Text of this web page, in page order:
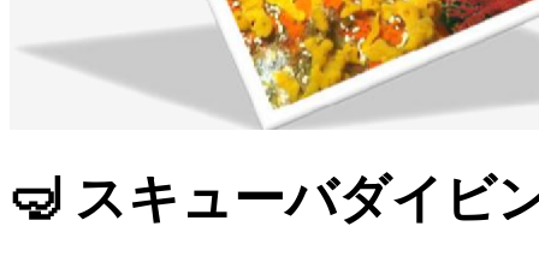
🤿 スキューバダイビ